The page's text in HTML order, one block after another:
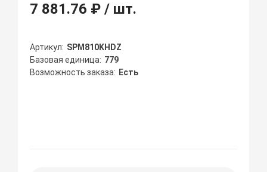
7 881.76 ₽/ шт.
Артикул
SPM810KHDZ
Базовая единица 779
Возможность заказа
Есть